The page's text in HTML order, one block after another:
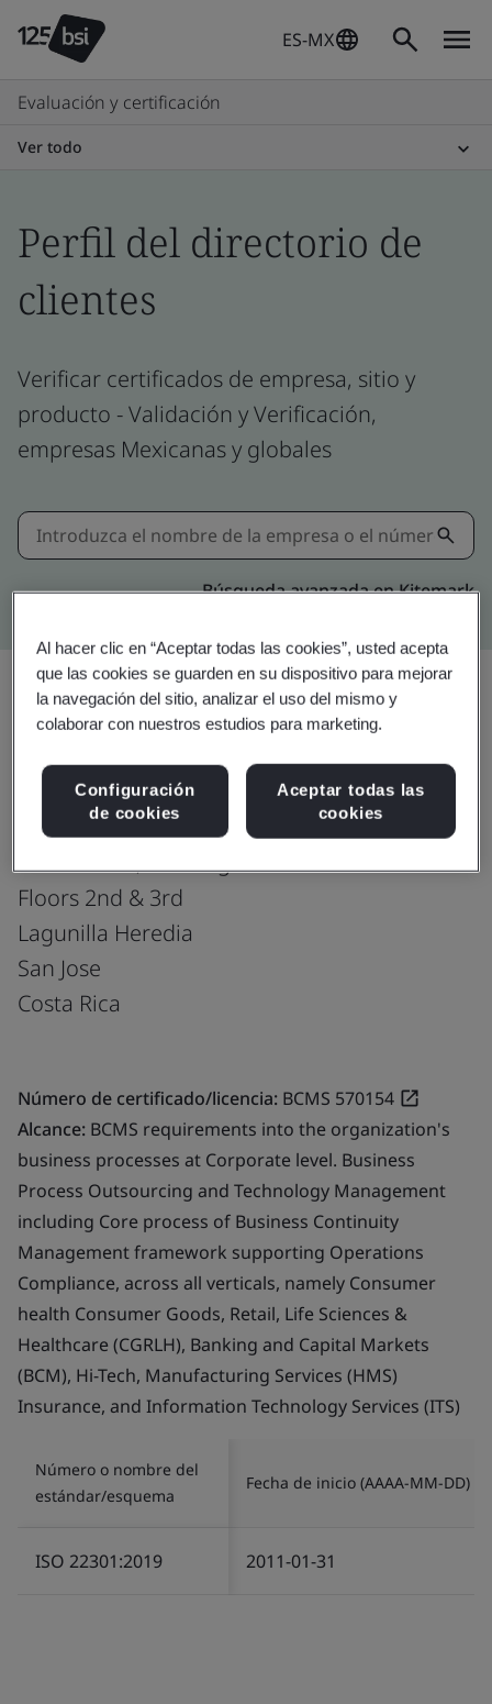
ES-MX
Evaluación y certificación
Ver todo
Perfil del directorio de
clientes
Verificar certificados de empresa, sitio y
producto - Validación y Verificación,
empresas Mexicanas y globales
Búsqueda avanzada en Kitemark
Compartir: Actualizar
Walmart
Ultra Park II, Building 4
Floors 2nd & 3rd
Lagunilla Heredia
San Jose
Costa Rica
Número de certificado/licencia: BCMS 570154
Alcance: BCMS requirements into the organization's
business processes at Corporate level. Business
Process Outsourcing and Technology Management
including Core process of Business Continuity
Management framework supporting Operations
Compliance, across all verticals, namely Consumer
health Consumer Goods, Retail, Life Sciences &
Healthcare (CGRLH), Banking and Capital Markets
(BCM), Hi-Tech, Manufacturing Services (HMS)
Insurance, and Information Technology Services (ITS)
Número o nombre del
estándar/esquema
Fecha de inicio (AAAA-MM-DD)
ISO 22301:2019 2011-01-31
Al hacer clic en “Aceptar todas las cookies”, usted acepta
que las cookies se guarden en su dispositivo para mejorar
la navegación del sitio, analizar el uso del mismo y
colaborar con nuestros estudios para marketing.
Configuración
de cookies
Aceptar todas las
cookies